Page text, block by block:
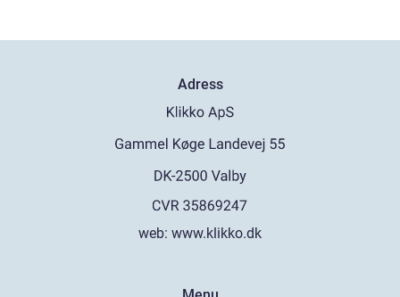
Adress
web: www.klikko.dk